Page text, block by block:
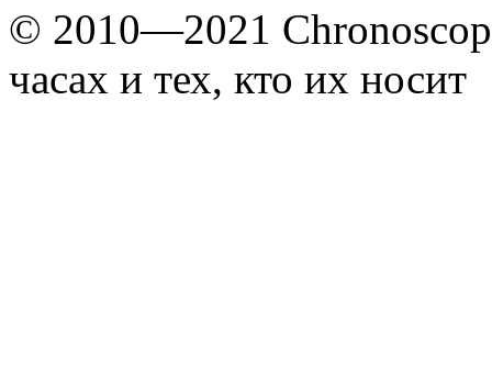
© 2010—2021
часах и тех, кто их носит